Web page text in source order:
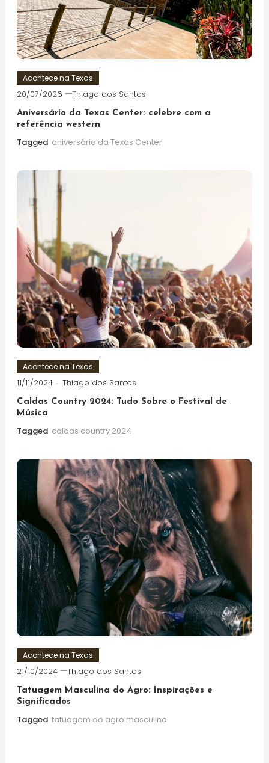
Acontece na Texas
20/07/2026 Thiago dos Santos
Aniversário da Texas Center: celebre com a
referência western
Tagged aniversário da Texas Center
Acontece na Texas
11/11/2024 Thiago dos Santos
Caldas Country 2024: Tudo Sobre o Festival de
Música
Tagged caldas country 2024
Acontece na Texas
21/10/2024 Thiago dos Santos
Tatuagem Masculina do Agro: Inspirações e
Significados
Tagged tatuagem do agro masculino